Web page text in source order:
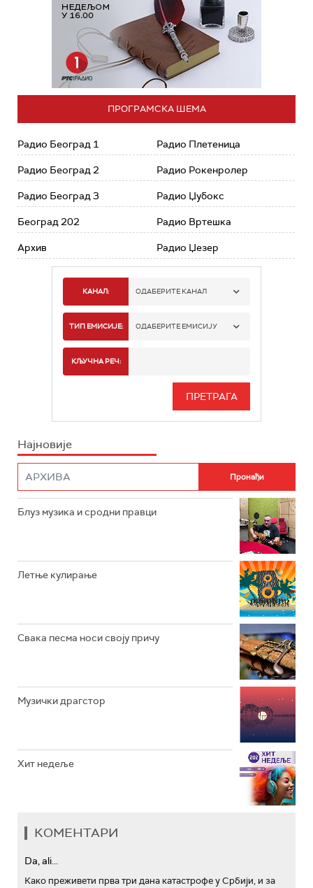
ПРОГРАМСКА ШЕМА
Радио Београд 1
Радио Београд 2
Радио Београд 3
Београд 202
Архив
Радио Плетеница
Радио Рокенролер
Радио Џубокс
Радио Вртешка
Радио Џезер
КАНАЛ: ОДАБЕРИТЕ КАНАЛ
РАДИО БЕОГРАД 1
РАДИО БЕОГРАД 3
РАДИО РОКЕНРОЛЕР
РАДИО ЏЕЗЕР
ТИП ЕМИСИЈЕ: ОДАБЕРИТЕ ЕМИСИЈУ
ИНФО
КЉУЧНА РЕЧ:
Најновије
Блуз музика и сродни правци
Летње кулирање
Свака песма носи своју причу
Музички драгстор
Хит недеље
КОМЕНТАРИ
Da, ali...
Како преживети прва три дана катастрофе у Србији, и за